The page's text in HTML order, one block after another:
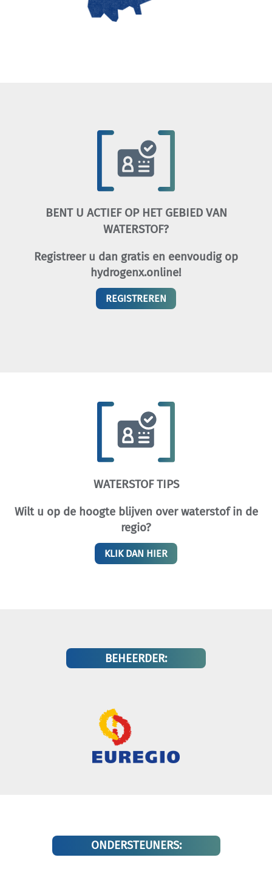
BENT U ACTIEF OP HET GEBIED VAN
WATERSTOF?
Registreer u dan gratis en eenvoudig op
hydrogenx.online!
REGISTREREN
WATERSTOF TIPS
Wilt u op de hoogte blijven over waterstof in de
regio?
KLIK DAN HIER
BEHEERDER:
ONDERSTEUNERS: